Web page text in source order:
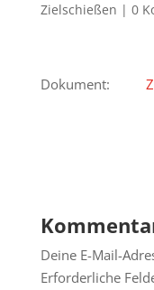
Zielschießen | 0
Dokument:
Deine E-Mail-
Erforderliche